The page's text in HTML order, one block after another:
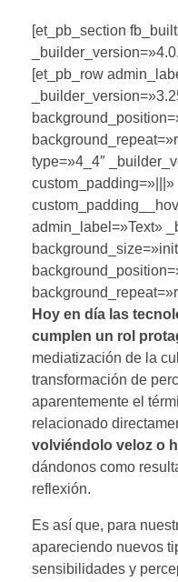
[et_pb_section
[et_pb_row
type=»4_4″
custom_padding=»|||»
admin_label=»Text»
Hoy en día las
cumplen un rol
mediatización de la
transformación de
aparentemente el
relacionado
volviéndolo veloz o
dándonos como
reflexión.
Es así que, para
apareciendo nuevos
sensibilidades y